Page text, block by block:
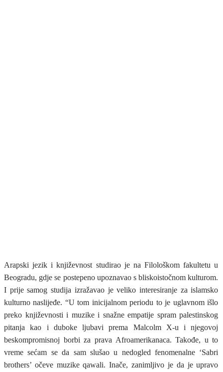
Arapski jezik i književnost studirao je na Filološkom fakultetu u
Beogradu, gdje se postepeno upoznavao s bliskoistočnom kulturom.
I prije samog studija izražavao je veliko interesiranje za islamsko
kulturno naslijeđe. “U tom inicijalnom periodu to je uglavnom išlo
preko književnosti i muzike i snažne empatije spram palestinskog
pitanja kao i duboke ljubavi prema Malcolm X-u i njegovoj
beskompromisnoj borbi za prava Afroamerikanaca. Takođe, u to
vreme sećam se da sam slušao u nedogled fenomenalne ‘Sabri
brothers’ očeve muzike qawali. Inače, zanimljivo je da je upravo